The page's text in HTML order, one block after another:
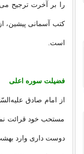
را بر آخرت ترجیح
كتب آسمانى پیشین،
است.
فضیلت سوره اعلی
از امام صادق
مستحب خود قرائت
دوست داری وارد